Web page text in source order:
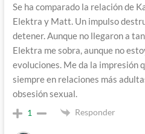
Se ha comparado la relación de
Elektra y Matt. Un impulso
detener. Aunque no llegaron a
Elektra me sobra, aunque no
evoluciones. Me da la impresión
siempre en relaciones más
obsesión sexual.
1 Responder